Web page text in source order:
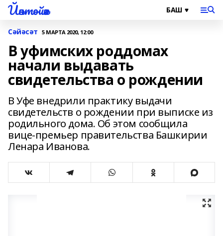
Йәнтөйәк
Сәйәсәт 5 МАРТА 2020, 12:00
В уфимских роддомах
начали выдавать
свидетельства о рождении
В Уфе внедрили практику выдачи
свидетельств о рождении при выписке из
родильного дома. Об этом сообщила
вице-премьер правительства Башкирии
Ленара Иванова.